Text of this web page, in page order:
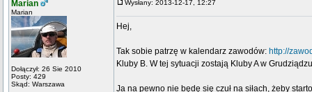
Marian
Marian
Dołączył: 26 Sie 2010
Posty: 429
Skąd: Warszawa
Wysłany: 2013-12-17, 12:27
Hej,
Tak sobie patrzę w kalendarz zawodów: http://
Kluby B. W tej sytuacji zostają Kluby A w
Ja na pewno nie będę się czuł na siłach, żeby